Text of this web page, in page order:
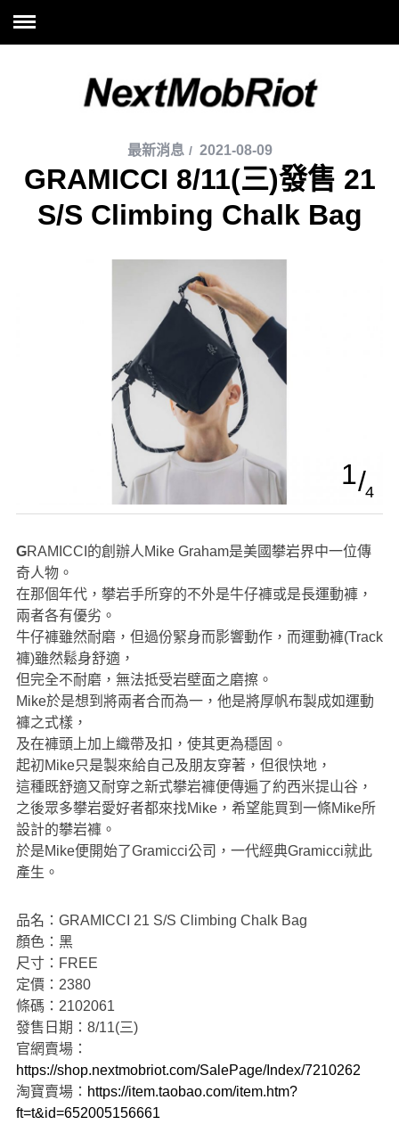
最新消息 2021-08-09
GRAMICCI 8/11(三)發售 21
S/S Climbing Chalk Bag
1
4
GRAMICCI的創辦人Mike Graham是美國攀岩界中一位傳
奇人物。
在那個年代，攀岩手所穿的不外是牛仔褲或是長運動褲，
兩者各有優劣。
牛仔褲雖然耐磨，但過份緊身而影響動作，而運動褲(Track
褲)雖然鬆身舒適，
但完全不耐磨，無法抵受岩壁面之磨擦。
Mike於是想到將兩者合而為一，他是將厚帆布製成如運動
褲之式樣，
及在褲頭上加上織帶及扣，使其更為穩固。
起初Mike只是製來給自己及朋友穿著，但很快地，
這種既舒適又耐穿之新式攀岩褲便傳遍了約西米提山谷，
之後眾多攀岩愛好者都來找Mike，希望能買到一條Mike所
設計的攀岩褲。
於是Mike便開始了Gramicci公司，一代經典Gramicci就此
產生。
品名：GRAMICCI 21 S/S Climbing Chalk Bag
顏色：黑
尺寸：FREE
定價：2380
條碼：2102061
發售日期：8/11(三)
官網賣場：
https://shop.nextmobriot.com/SalePage/Index/7210262
淘寶賣場： https://item.taobao.com/item.htm?
ft=t&id=652005156661